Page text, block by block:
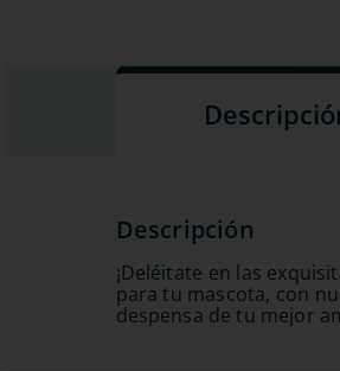
¡Deléitate en las
para tu mascota, con
despensa de tu mejor